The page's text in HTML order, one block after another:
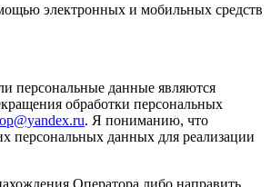
электронных и мобильных средств
персональные данные являются
обработки персональных
. Я пониманию, что
персональных данных для реализации
Оператора либо направить